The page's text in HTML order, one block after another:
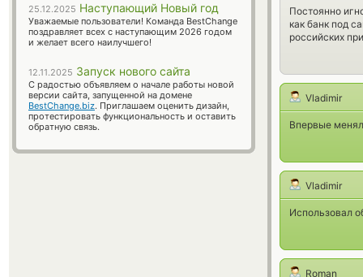
Постоянно
как банк под
российских
Vladimir
Впервые
Vladimir
Использовал
Roman
25.12.2025 Наступающий Новый год
Уважаемые пользователи! Команда BestChange
поздравляет всех с наступающим 2026 годом
и желает всего наилучшего!
12.11.2025 Запуск нового сайта
С радостью объявляем о начале работы новой
версии сайта, запущенной на домене
BestChange.biz. Приглашаем оценить дизайн,
протестировать функциональность и оставить
обратную связь.